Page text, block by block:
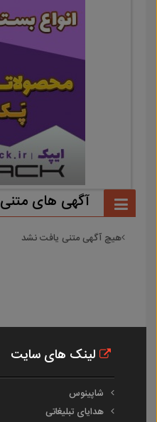
آگهی های متنی
هیچ آگهی متنی یافت نشد
لینک های سایت
شاپینوس
هدایای تبلیغاتی